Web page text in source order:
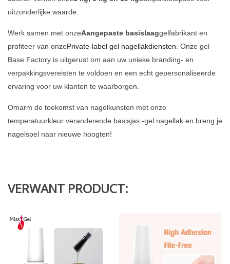
uitzonderlijke waarde.
Werk samen met onzeAangepaste basislaaggelfabrikant en
profiteer van onzePrivate-label gel nagellakdiensten . Onze gel
Base Factory is uitgerust om aan uw unieke branding- en
verpakkingsvereisten te voldoen en een echt gepersonaliseerde
ervaring voor uw klanten te waarborgen.
Omarm de toekomst van nagelkunsten met onze
temperatuurkleur veranderende basisjas -gel nagellak en breng je
nagelspel naar nieuwe hoogten!
VERWANT PRODUCT: